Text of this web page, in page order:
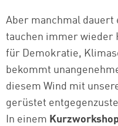
Aber manchmal dauert
tauchen immer wieder
für Demokratie,
bekommt
diesem Wind mit
gerüstet
In einem